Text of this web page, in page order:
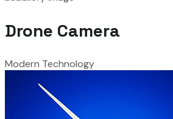
Drone Camera
Modern Technology